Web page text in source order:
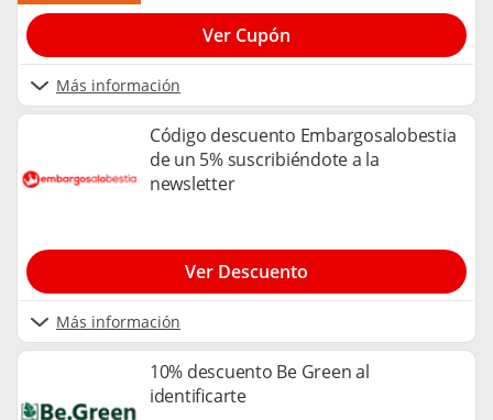
Más información
Ver Cupón
Código descuento Embargosalobestia
de un 5% suscribiéndote a la
newsletter
Más información
Ver Descuento
10% descuento Be Green al
identificarte